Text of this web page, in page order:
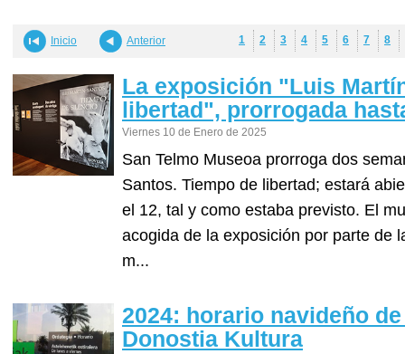
Inicio Anterior 1 2 3 4 5 6 7 8
La exposición "Luis
libertad", prorrogada
Viernes 10 de Enero de 2025
San Telmo Museoa prorroga dos
Santos. Tiempo de libertad; estará
el 12, tal y como estaba previsto. El
acogida de la exposición por parte de
m...
2024: horario navideño
Donostia Kultura